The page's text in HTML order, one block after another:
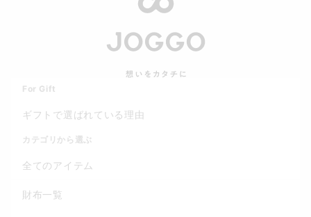
For Gift
ギフトで選ばれている理由
カテゴリから選ぶ
全てのアイテム
財布一覧